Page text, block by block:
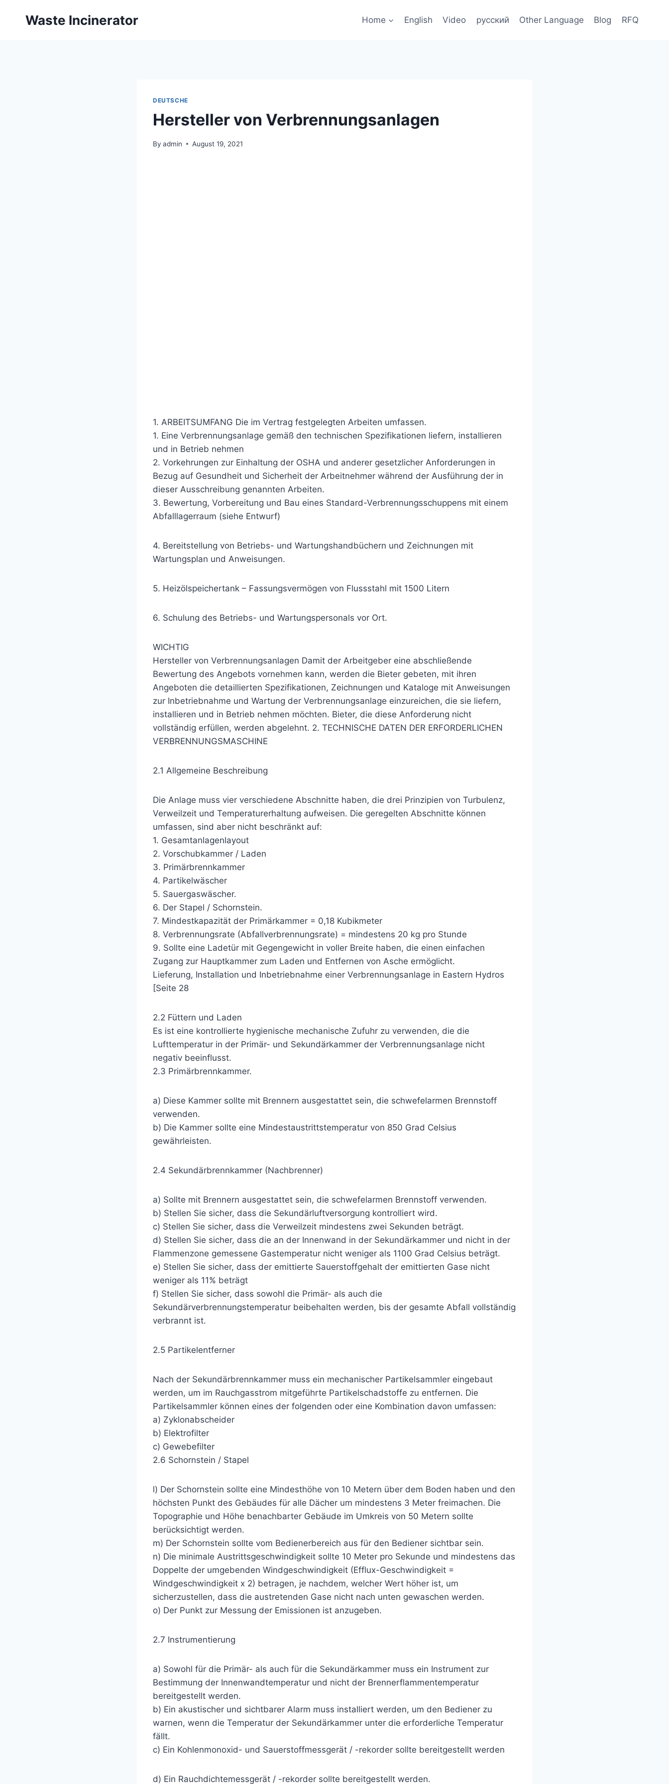
Waste Incinerator Home English Video русский Other Language Blog RFQ
DEUTSCHE
Hersteller von Verbrennungsanlagen
By admin August 19, 2021
1. ARBEITSUMFANG Die im Vertrag festgelegten Arbeiten umfassen.
1. Eine Verbrennungsanlage gemäß den technischen Spezifikationen liefern, installieren
und in Betrieb nehmen
2. Vorkehrungen zur Einhaltung der OSHA und anderer gesetzlicher Anforderungen in
Bezug auf Gesundheit und Sicherheit der Arbeitnehmer während der Ausführung der in
dieser Ausschreibung genannten Arbeiten.
3. Bewertung, Vorbereitung und Bau eines Standard-Verbrennungsschuppens mit einem
Abfalllagerraum (siehe Entwurf)
4. Bereitstellung von Betriebs- und Wartungshandbüchern und Zeichnungen mit
Wartungsplan und Anweisungen.
5. Heizölspeichertank – Fassungsvermögen von Flussstahl mit 1500 Litern
6. Schulung des Betriebs- und Wartungspersonals vor Ort.
WICHTIG
Hersteller von Verbrennungsanlagen Damit der Arbeitgeber eine abschließende
Bewertung des Angebots vornehmen kann, werden die Bieter gebeten, mit ihren
Angeboten die detaillierten Spezifikationen, Zeichnungen und Kataloge mit Anweisungen
zur Inbetriebnahme und Wartung der Verbrennungsanlage einzureichen, die sie liefern,
installieren und in Betrieb nehmen möchten. Bieter, die diese Anforderung nicht
vollständig erfüllen, werden abgelehnt. 2. TECHNISCHE DATEN DER ERFORDERLICHEN
VERBRENNUNGSMASCHINE
2.1 Allgemeine Beschreibung
Die Anlage muss vier verschiedene Abschnitte haben, die drei Prinzipien von Turbulenz,
Verweilzeit und Temperaturerhaltung aufweisen. Die geregelten Abschnitte können
umfassen, sind aber nicht beschränkt auf:
1. Gesamtanlagenlayout
2. Vorschubkammer / Laden
3. Primärbrennkammer
4. Partikelwäscher
5. Sauergaswäscher.
6. Der Stapel / Schornstein.
7. Mindestkapazität der Primärkammer = 0,18 Kubikmeter
8. Verbrennungsrate (Abfallverbrennungsrate) = mindestens 20 kg pro Stunde
9. Sollte eine Ladetür mit Gegengewicht in voller Breite haben, die einen einfachen
Zugang zur Hauptkammer zum Laden und Entfernen von Asche ermöglicht.
Lieferung, Installation und Inbetriebnahme einer Verbrennungsanlage in Eastern Hydros
[Seite 28
2.2 Füttern und Laden
Es ist eine kontrollierte hygienische mechanische Zufuhr zu verwenden, die die
Lufttemperatur in der Primär- und Sekundärkammer der Verbrennungsanlage nicht
negativ beeinflusst.
2.3 Primärbrennkammer.
a) Diese Kammer sollte mit Brennern ausgestattet sein, die schwefelarmen Brennstoff
verwenden.
b) Die Kammer sollte eine Mindestaustrittstemperatur von 850 Grad Celsius
gewährleisten.
2.4 Sekundärbrennkammer (Nachbrenner)
a) Sollte mit Brennern ausgestattet sein, die schwefelarmen Brennstoff verwenden.
b) Stellen Sie sicher, dass die Sekundärluftversorgung kontrolliert wird.
c) Stellen Sie sicher, dass die Verweilzeit mindestens zwei Sekunden beträgt.
d) Stellen Sie sicher, dass die an der Innenwand in der Sekundärkammer und nicht in der
Flammenzone gemessene Gastemperatur nicht weniger als 1100 Grad Celsius beträgt.
e) Stellen Sie sicher, dass der emittierte Sauerstoffgehalt der emittierten Gase nicht
weniger als 11% beträgt
f) Stellen Sie sicher, dass sowohl die Primär- als auch die
Sekundärverbrennungstemperatur beibehalten werden, bis der gesamte Abfall vollständig
verbrannt ist.
2.5 Partikelentferner
Nach der Sekundärbrennkammer muss ein mechanischer Partikelsammler eingebaut
werden, um im Rauchgasstrom mitgeführte Partikelschadstoffe zu entfernen. Die
Partikelsammler können eines der folgenden oder eine Kombination davon umfassen:
a) Zyklonabscheider
b) Elektrofilter
c) Gewebefilter
2.6 Schornstein / Stapel
l) Der Schornstein sollte eine Mindesthöhe von 10 Metern über dem Boden haben und den
höchsten Punkt des Gebäudes für alle Dächer um mindestens 3 Meter freimachen. Die
Topographie und Höhe benachbarter Gebäude im Umkreis von 50 Metern sollte
berücksichtigt werden.
m) Der Schornstein sollte vom Bedienerbereich aus für den Bediener sichtbar sein.
n) Die minimale Austrittsgeschwindigkeit sollte 10 Meter pro Sekunde und mindestens das
Doppelte der umgebenden Windgeschwindigkeit (Efflux-Geschwindigkeit =
Windgeschwindigkeit x 2) betragen, je nachdem, welcher Wert höher ist, um
sicherzustellen, dass die austretenden Gase nicht nach unten gewaschen werden.
o) Der Punkt zur Messung der Emissionen ist anzugeben.
2.7 Instrumentierung
a) Sowohl für die Primär- als auch für die Sekundärkammer muss ein Instrument zur
Bestimmung der Innenwandtemperatur und nicht der Brennerflammentemperatur
bereitgestellt werden.
b) Ein akustischer und sichtbarer Alarm muss installiert werden, um den Bediener zu
warnen, wenn die Temperatur der Sekundärkammer unter die erforderliche Temperatur
fällt.
c) Ein Kohlenmonoxid- und Sauerstoffmessgerät / -rekorder sollte bereitgestellt werden
d) Ein Rauchdichtemessgerät / -rekorder sollte bereitgestellt werden.